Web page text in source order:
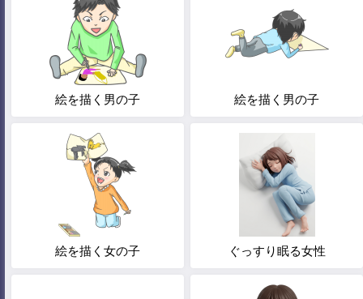
絵を描く男の子 絵を描く男の子
絵を描く女の子 ぐっすり眠る女性